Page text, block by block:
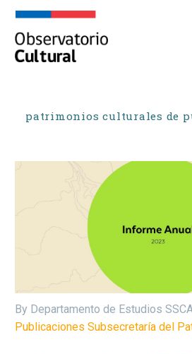
patrimonios culturales de
By Departamento de Estudios
Publicaciones Subsecretaría del